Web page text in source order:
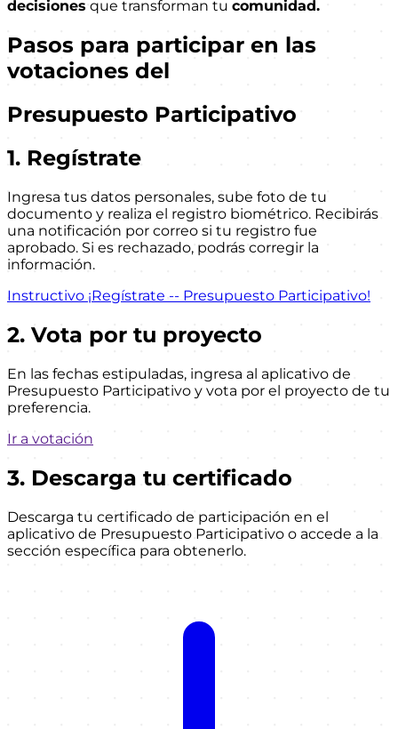
decisiones que transforman tu comunidad.
Pasos para participar en las
votaciones del
Presupuesto Participativo
1. Regístrate
Ingresa tus datos personales, sube foto de tu
documento y realiza el registro biométrico. Recibirás
una notificación por correo si tu registro fue
aprobado. Si es rechazado, podrás corregir la
información.
Instructivo ¡Regístrate -- Presupuesto Participativo!
2. Vota por tu proyecto
En las fechas estipuladas, ingresa al aplicativo de
Presupuesto Participativo y vota por el proyecto de tu
preferencia.
Ir a votación
3. Descarga tu certificado
Descarga tu certificado de participación en el
aplicativo de Presupuesto Participativo o accede a la
sección específica para obtenerlo.